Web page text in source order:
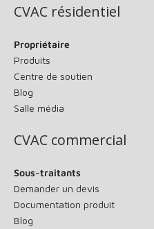
CVAC résidentiel
Propriétaire
Produits
Centre de soutien
Blog
Salle média
CVAC commercial
Sous-traitants
Demander un devis
Documentation produit
Blog